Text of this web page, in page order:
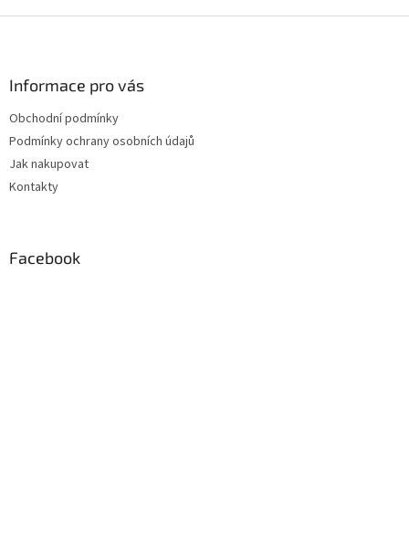
Informace pro vás
Obchodní podmínky
Podmínky ochrany osobních údajů
Jak nakupovat
Kontakty
Facebook